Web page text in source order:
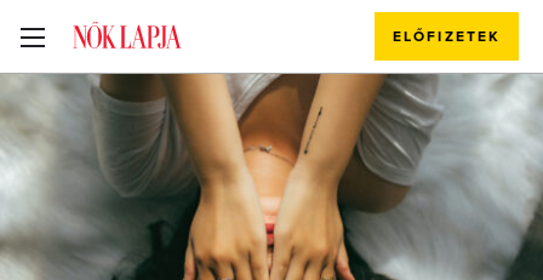
ELŐFIZETEK